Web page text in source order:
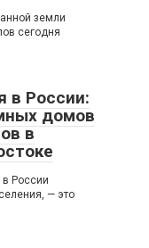
земли
сегодня
в России:
домов
в
России
— это